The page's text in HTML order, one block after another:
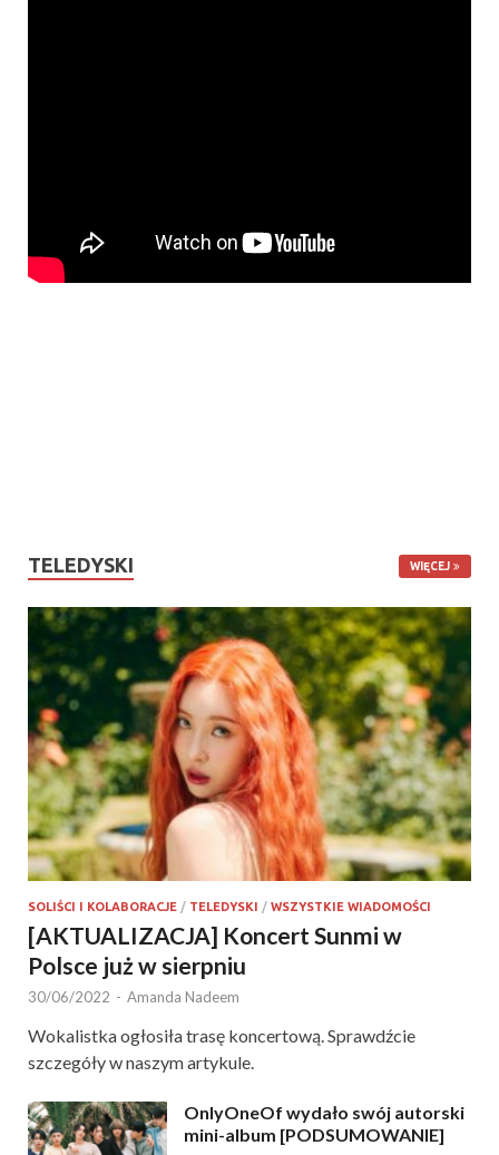
TELEDYSKI WIĘCEJ
SOLIŚCI I KOLABORACJE / TELEDYSKI / WSZYSTKIE WIADOMOŚCI
[AKTUALIZACJA] Koncert Sunmi w
Polsce już w sierpniu
30/06/2022 - Amanda Nadeem
Wokalistka ogłosiła trasę koncertową. Sprawdźcie
szczegóły w naszym artykule.
OnlyOneOf wydało swój autorski
mini-album [PODSUMOWANIE]